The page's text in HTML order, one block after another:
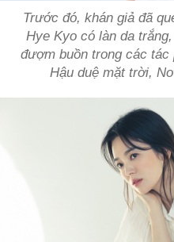
Trước đó, khán giả đã
Hye Kyo có làn da
đượm buồn trong các tác
Hậu duệ mặt trời,